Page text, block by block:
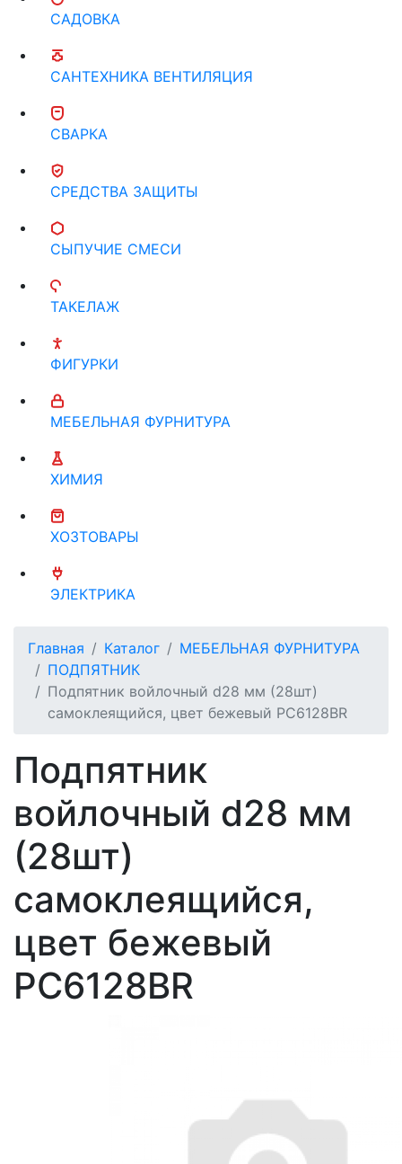
САДОВКА
САНТЕХНИКА ВЕНТИЛЯЦИЯ
СВАРКА
СРЕДСТВА ЗАЩИТЫ
СЫПУЧИЕ СМЕСИ
ТАКЕЛАЖ
ФИГУРКИ
МЕБЕЛЬНАЯ ФУРНИТУРА
ХИМИЯ
ХОЗТОВАРЫ
ЭЛЕКТРИКА
Главная Каталог
МЕБЕЛЬНАЯ ФУРНИТУРА
ПОДПЯТНИК
Подпятник войлочный d28 мм (28шт)
самоклеящийся, цвет бежевый РС6128BR
Подпятник
войлочный d28 мм
(28шт)
самоклеящийся,
цвет бежевый
РС6128BR